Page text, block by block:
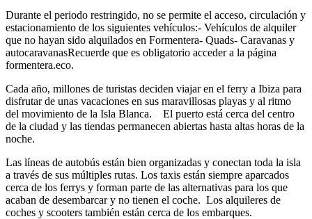
Durante el periodo restringido, no se permite el acceso, circulación y
estacionamiento de los siguientes vehículos:- Vehículos de alquiler
que no hayan sido alquilados en Formentera- Quads- Caravanas y
autocaravanasRecuerde que es obligatorio acceder a la página
formentera.eco.
Cada año, millones de turistas deciden viajar en el ferry a Ibiza para
disfrutar de unas vacaciones en sus maravillosas playas y al ritmo
del movimiento de la Isla Blanca. El puerto está cerca del centro
de la ciudad y las tiendas permanecen abiertas hasta altas horas de la
noche.
Las líneas de autobús están bien organizadas y conectan toda la isla
a través de sus múltiples rutas. Los taxis están siempre aparcados
cerca de los ferrys y forman parte de las alternativas para los que
acaban de desembarcar y no tienen el coche. Los alquileres de
coches y scooters también están cerca de los embarques.